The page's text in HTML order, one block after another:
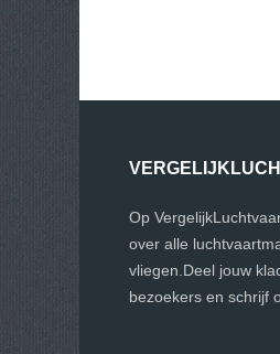
Op
over alle
vliegen.Deel jouw
bezoekers en schrijf